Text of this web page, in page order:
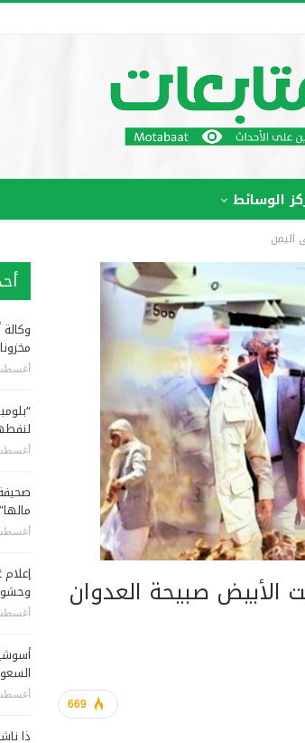
الوسائط
اليمن
الأبيض صبيحة العدوان
669
أغسطس 8,
أغسطس 8,
أغسطس 8,
أغسطس 8,
أغسطس 8,
ذا